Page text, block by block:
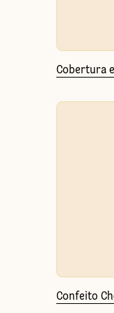
Cobertura
Confeito